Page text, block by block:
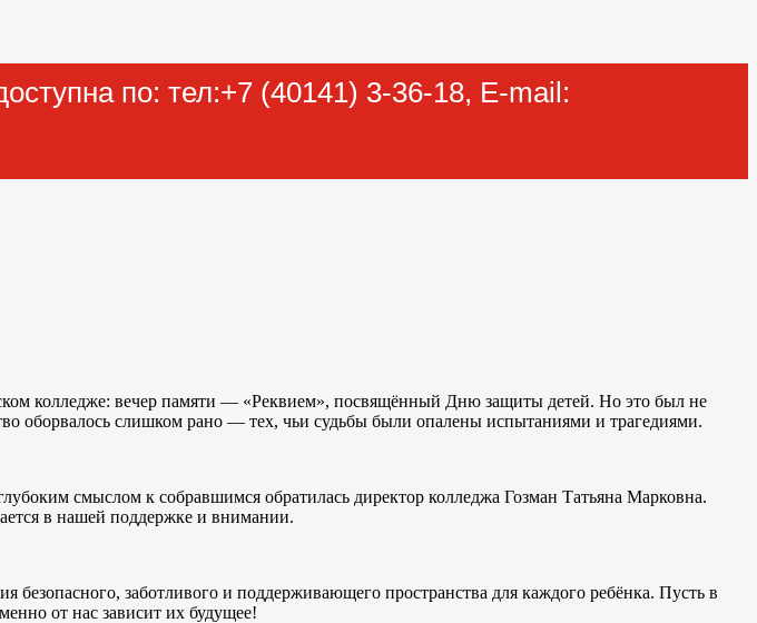
по: тел:+7 (40141) 3-36-18, E-mail:
колледже: вечер памяти — «Реквием», посвящённый Дню защиты детей. Но это был не
оборвалось слишком рано — тех, чьи судьбы были опалены испытаниями и трагедиями.
смыслом к собравшимся обратилась директор колледжа Гозман Татьяна Марковна.
в нашей поддержке и внимании.
заботливого и поддерживающего пространства для каждого ребёнка. Пусть в
от нас зависит их будущее!